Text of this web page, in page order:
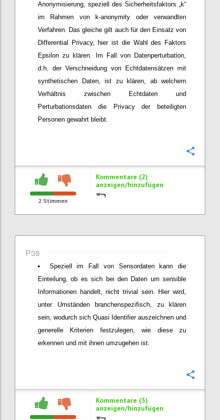
Anonymisierung, speziell des Sicherheitsfaktors „k“
im Rahmen von k-anonymity oder verwandten
Verfahren. Das gleiche gilt auch für den Einsatz von
Differential Privacy, hier ist die Wahl des Faktors
Epsilon zu klären. Im Fall von Datenperturbation,
d.h. der Verschneidung von Echtdatensätzen mit
synthetischen Daten, ist zu klären, ab welchem
Verhältnis zwischen Echtdaten und
Perturbationsdaten die Privacy der beteiligten
Personen gewahrt bleibt.
2 Stimmen
Kommentare (2)
anzeigen/hinzufügen
P38
Speziell im Fall von Sensordaten kann die
Einteilung, ob es sich bei den Daten um sensible
Informationen handelt, nicht trivial sein. Hier wird,
unter Umständen branchenspezifisch, zu klären
sein, wodurch sich Quasi Identifier auszeichnen und
generelle Kriterien festzulegen, wie diese zu
erkennen und mit ihnen umzugehen ist.
Kommentare (3)
anzeigen/hinzufügen